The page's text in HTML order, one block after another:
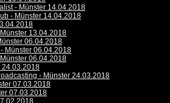
- Münster 14.04.2018
- Münster 14.04.2018
13.04.2018
06.04.2018
Münster 06.04.2018
06.04.2018
24.03.2018
- Münster 24.03.2018
07.03.2018
07.03.2018